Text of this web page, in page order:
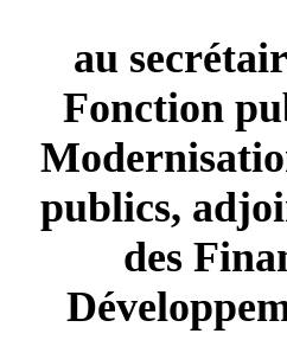
au
Fonction
publics,
des